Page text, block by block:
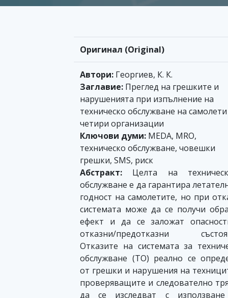
Оригинал (Original)
Автори: Георгиев, К. К.
Заглавие: Преглед на грешките и
нарушенията при изпълнение на
техническо обслужване на
четири организации
Ключови думи: MEDA, MRO,
техническо обслужване, човешки
грешки, SMS, риск
Абстракт: Целта на
обслужване е да гарантира
годност на самолетите, но при
системата може да се получи
ефект и да се заложат
отказни/предотказни
Отказите на системата за
обслужване (ТО) реално се
от грешки и нарушения на
проверяващите и следователно
да се изследват с